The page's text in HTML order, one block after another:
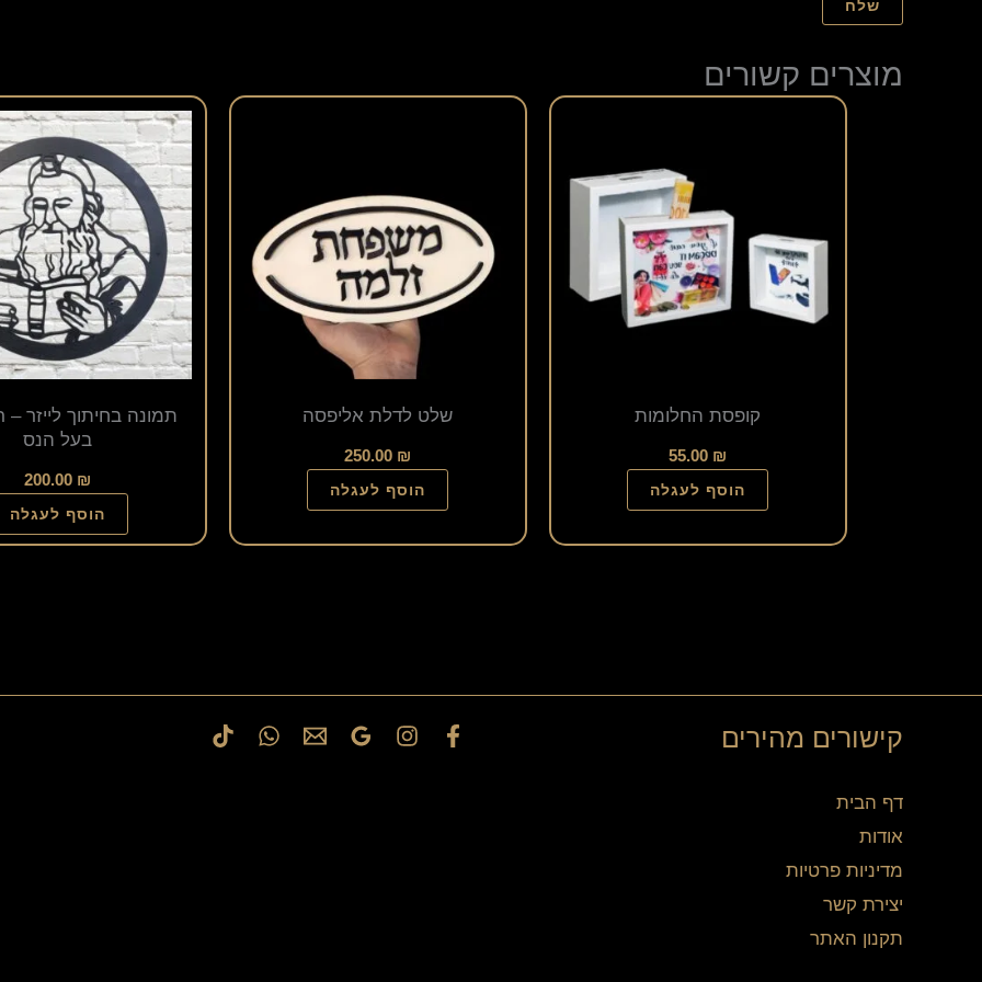
מוצרים קשורים
קופסת החלומות
55.00 ₪
הוסף לעגלה
שלט לדלת אליפסה
250.00 ₪
הוסף לעגלה
תמונה בחיתוך לייזר –
בעל הנס
200.00 ₪
הוסף לעגלה
קישורים מהירים
דף הבית
אודות
מדיניות פרטיות
יצירת קשר
תקנון האתר